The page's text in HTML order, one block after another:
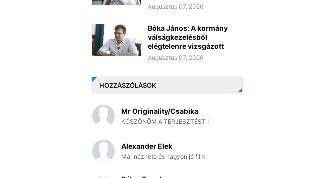
Augusztus 07, 2026
Bóka János: A kormány
válságkezelésből
elégtelenre vizsgázott
Augusztus 07, 2026
HOZZÁSZÓLÁSOK
Mr Originality/Csabika
KÖSZÖNÖM A TERJESZTÉST !
Alexander Elek
Már nézhető és nagyon jó film.